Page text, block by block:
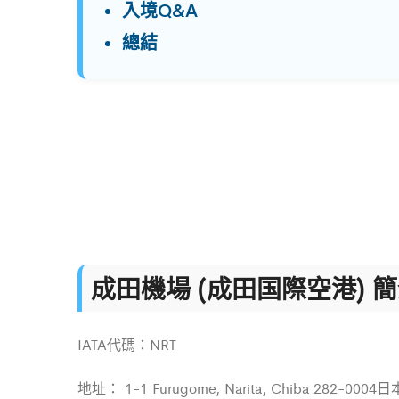
入境Q&A
總結
成田機場 (成田国際空港)
IATA代碼：NRT
地址： 1-1 Furugome, Narita, Chiba 282-0004日